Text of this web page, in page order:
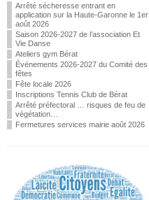
Arrêté sécheresse entrant en
application sur la Haute-Garonne le 1er
août 2026
Saison 2026-2027 de l’association Et
Vie Danse
Ateliers gym Bérat
Événements 2026-2027 du Comité des
fêtes
Fête locale 2026
Inscriptions Tennis Club de Bérat
Arrêté préfectoral … risques de feu de
végétation…
Fermetures services mairie août 2026